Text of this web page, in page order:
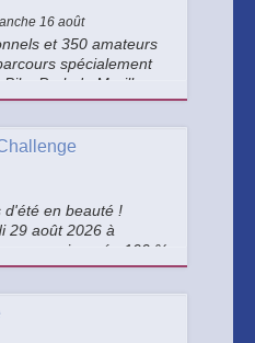
16 août
et 350 amateurs
spécialement
Park de Morillon,
exceptionnels
d'été en beauté !
29 août 2026 à
une journée 100 %
du VTT, du jeu et